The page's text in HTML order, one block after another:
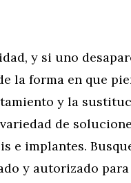
y si uno
la forma en que
y la
de
e implantes.
y autorizado